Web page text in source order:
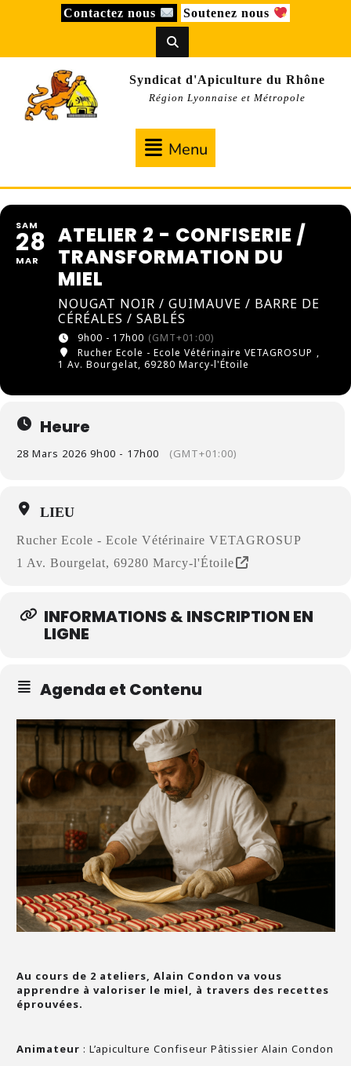
Contactez nous Soutenez nous
Syndicat d'Apiculture du Rhône
Région Lyonnaise et Métropole
Menu
SAM
28
MAR
ATELIER 2 - CONFISERIE /
TRANSFORMATION DU
MIEL
NOUGAT NOIR / GUIMAUVE / BARRE DE
CÉRÉALES / SABLÉS
9h00 - 17h00 (GMT+01:00)
Rucher Ecole - Ecole Vétérinaire VETAGROSUP ,
1 Av. Bourgelat, 69280 Marcy-l'Étoile
Heure
28 Mars 2026 9h00 - 17h00 (GMT+01:00)
LIEU
Rucher Ecole - Ecole Vétérinaire VETAGROSUP
1 Av. Bourgelat, 69280 Marcy-l'Étoile
INFORMATIONS & INSCRIPTION EN
LIGNE
Agenda et Contenu
Au cours de 2 ateliers, Alain Condon va vous
apprendre à valoriser le miel, à travers des recettes
éprouvées.
Animateur : L’apiculture Confiseur Pâtissier Alain Condon